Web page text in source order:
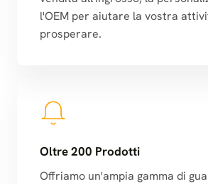
l'OEM per aiutare la vostra
prosperare.
Oltre 200 Prodotti
Offriamo un'ampia gamma di